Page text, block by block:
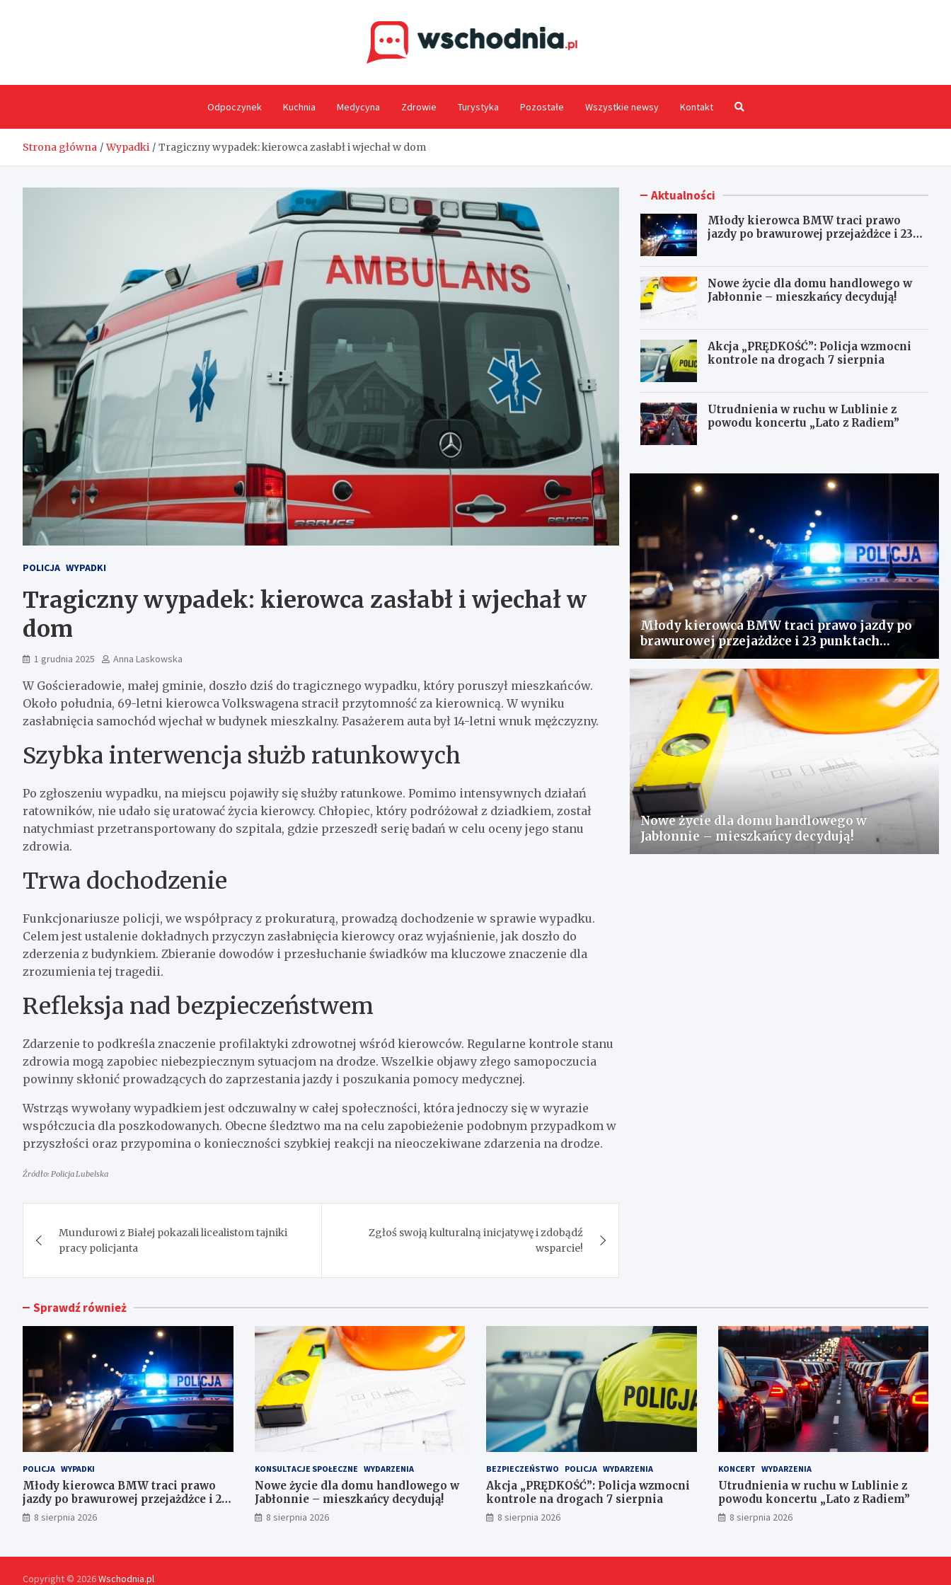
Odpoczynek Kuchnia Medycyna Zdrowie Turystyka Pozostałe Wszystkie newsy Kontakt
Strona główna Wypadki Tragiczny wypadek: kierowca zasłabł i wjechał w dom
POLICJA WYPADKI
Tragiczny wypadek: kierowca zasłabł i wjechał w
dom
1 grudnia 2025 Anna Laskowska
W Gościeradowie, małej gminie, doszło dziś do tragicznego wypadku, który poruszył mieszkańców.
Około południa, 69-letni kierowca Volkswagena stracił przytomność za kierownicą. W wyniku
zasłabnięcia samochód wjechał w budynek mieszkalny. Pasażerem auta był 14-letni wnuk mężczyzny.
Szybka interwencja służb ratunkowych
Po zgłoszeniu wypadku, na miejscu pojawiły się służby ratunkowe. Pomimo intensywnych działań
ratowników, nie udało się uratować życia kierowcy. Chłopiec, który podróżował z dziadkiem, został
natychmiast przetransportowany do szpitala, gdzie przeszedł serię badań w celu oceny jego stanu
zdrowia.
Trwa dochodzenie
Funkcjonariusze policji, we współpracy z prokuraturą, prowadzą dochodzenie w sprawie wypadku.
Celem jest ustalenie dokładnych przyczyn zasłabnięcia kierowcy oraz wyjaśnienie, jak doszło do
zderzenia z budynkiem. Zbieranie dowodów i przesłuchanie świadków ma kluczowe znaczenie dla
zrozumienia tej tragedii.
Refleksja nad bezpieczeństwem
Zdarzenie to podkreśla znaczenie profilaktyki zdrowotnej wśród kierowców. Regularne kontrole stanu
zdrowia mogą zapobiec niebezpiecznym sytuacjom na drodze. Wszelkie objawy złego samopoczucia
powinny skłonić prowadzących do zaprzestania jazdy i poszukania pomocy medycznej.
Wstrząs wywołany wypadkiem jest odczuwalny w całej społeczności, która jednoczy się w wyrazie
współczucia dla poszkodowanych. Obecne śledztwo ma na celu zapobieżenie podobnym przypadkom w
przyszłości oraz przypomina o konieczności szybkiej reakcji na nieoczekiwane zdarzenia na drodze.
Źródło: Policja Lubelska
wpisu
Mundurowi z Białej pokazali licealistom tajniki
pracy policjanta
Zgłoś swoją kulturalną inicjatywę i zdobądź
wsparcie!
Aktualności
Młody kierowca BMW traci prawo
jazdy po brawurowej przejażdżce i 23
Nowe życie dla domu handlowego w
Jabłonnie – mieszkańcy decydują!
Akcja „PRĘDKOŚĆ”: Policja wzmocni
kontrole na drogach 7 sierpnia
Utrudnienia w ruchu w Lublinie z
powodu koncertu „Lato z Radiem”
Młody kierowca BMW traci prawo jazdy po
brawurowej przejażdżce i 23 punktach
karnych
Nowe życie dla domu handlowego w
Jabłonnie – mieszkańcy decydują!
Sprawdź również
POLICJA WYPADKI
Młody kierowca BMW traci prawo
jazdy po brawurowej przejażdżce i 23
punktach karnych
8 sierpnia 2026
KONSULTACJE SPOŁECZNE WYDARZENIA
Nowe życie dla domu handlowego w
Jabłonnie – mieszkańcy decydują!
8 sierpnia 2026
BEZPIECZEŃSTWO POLICJA WYDARZENIA
Akcja „PRĘDKOŚĆ”: Policja wzmocni
kontrole na drogach 7 sierpnia
8 sierpnia 2026
KONCERT WYDARZENIA
Utrudnienia w ruchu w Lublinie z
powodu koncertu „Lato z Radiem”
8 sierpnia 2026
Copyright © 2026Wschodnia.pl